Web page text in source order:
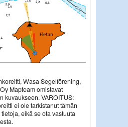
Wasa Segelförening,
Mapteam omistavat
kuvaukseen. VAROITUS:
ei ole tarkistanut tämän
eikä se ota vastuuta